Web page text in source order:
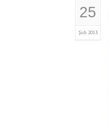
25
Şub 2013